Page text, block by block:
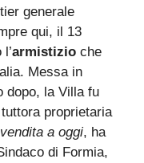
generale
qui, il 13
armistizio che
Messa in
dopo, la Villa fu
proprietaria
a oggi, ha
di Formia,